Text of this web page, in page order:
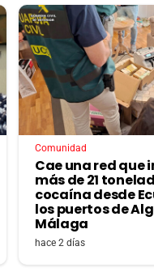
Comunidad
Cae una red que
más de 21
cocaína desde
los puertos de
Málaga
hace 2 días